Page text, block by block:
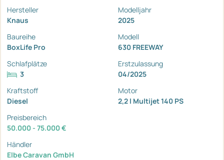
Hersteller
Knaus
Modelljahr
2025
Baureihe
BoxLife Pro
Modell
630 FREEWAY
Schlafplätze
3
Erstzulassung
04/2025
Kraftstoff
Diesel
Motor
2,2 l Multijet 140 PS
Preisbereich
50.000 - 75.000 €
Händler
Elbe Caravan GmbH